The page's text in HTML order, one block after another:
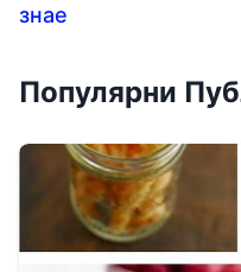
знае
Популярни